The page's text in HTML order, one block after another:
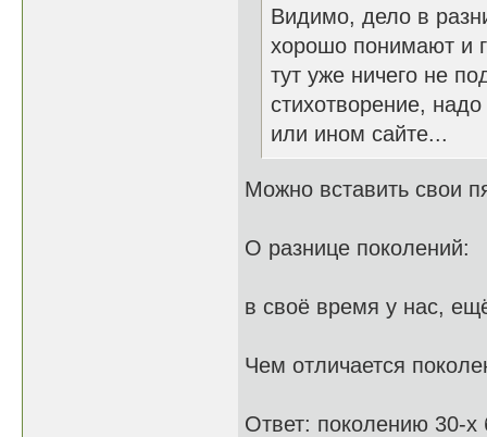
Видимо, дело в
хорошо понимают и
тут уже ничего не
стихотворение,
или ином сайте...
Можно вставить свои
О разнице поколений:
в своё время у нас,
Чем отличается
Ответ: поколению 30-х